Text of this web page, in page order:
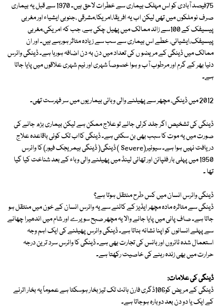
75فیصد آبادی کو اس مہلک بیماری سے خطرات لاحق ہیں۔ 1970 سے قبل یہ بیماری
صرف نو ملکوں میں تھی لیکن اب یہ افریقا،امریکا،مشرقی ،جنوبی ایشیاء اور مغربی
پیسیفک کے 100سے زائد ممالک میں پھیل چکی ہے، جب کہ امریکی،مغربی
پیسیفک،ایشیائی، خطے اس بیماری سے سب سے زیادہ متاثر ہورہے ہیں۔ اور ان
ممالک میں ڈینگی کے مریضو ں کی تعداد میں دن بہ دن اضافہ ہورہا ہے۔ ڈینگی وائرس
دنیا بھر کے گرم اور مرطوب آب و ہوا خصوصاً شہری اور نیم شہری علاقوں میں پایا جاتا
ہے۔
2012 میں ڈینگی، مچھر سے پھیلنے والی وبائی بیماریوں میں سر فہرست تھی۔
ڈینگی کی تشخیص اگر جلد کرلی جائے تو علاج ممکن ہے لیکن بیماری بڑھ جانے کی
صورت میں یہ موت کا سبب بھی بن سکتی ہے۔ ڈینگی کااب تک کوئی باقاعدہ علاج
دریافت نہیں ہوا ہے۔ سیوئیر(Severe ) ڈینگی( ڈینگی ہیمریجک فیور) کا وائرس
1950 میں پہلی بار فلپائن اور تھائی لینڈ میں پھیلنے والی وباء کے بعد شناخت کیا گیا
تھا ۔
ڈینگی وائرس انسان میں کس طرح منتقل ہوتا ہے؟
ڈینگی سے متاثرہ مادہ مچھر ایڈیز کے کاٹنے سے یہ وائرس انسان کے خون میں منتقل ہو
جاتا ہے۔ صاف پانی میں پایا جانے والا یہ مچھر صبح سویرے اور شام میں اندھیرا چھانے
سے پہلے انسانوں کو اپنا نشانہ بناتا ہے۔ ڈینگی وائرس پھیلنے کی ایک اہم وجہ
استعمال شدہ ٹائروں اور بانس کی تجارت بھی ہے۔ ڈینگی کا وائرس سرد ترین درجہ
حرارت میں بھی زندہ رہنے کی خاصیت رکھتا ہے۔
ڈینگی کی علامات:
ڈینگی کے مریض کو106ڈگری فارن ہائٹ تک تیز بخار ہوسکتا ہے عموماً یہ بخار اترنے
کے ایک یا دو دن بعد دوبارہ ہوجاتا ہے۔